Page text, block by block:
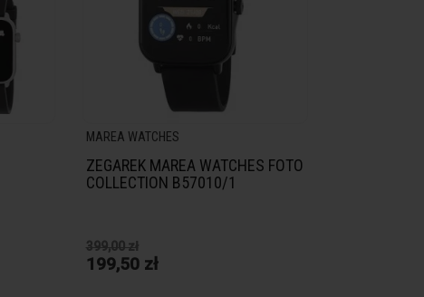
MAREA WATCHES
ZEGAREK MAREA WATCHES FOTO
COLLECTION B57010/1
399,00 zł
199,50 zł